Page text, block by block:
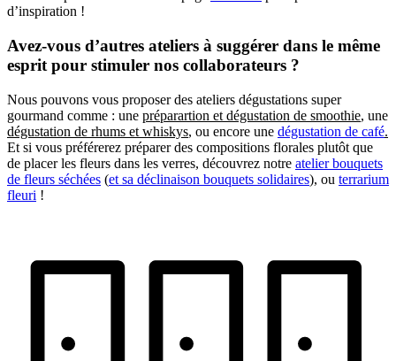
d’inspiration !
Avez-vous d’autres ateliers à suggérer dans le même
esprit pour stimuler nos collaborateurs ?
Nous pouvons vous proposer des ateliers dégustations super
gourmand comme : une préparartion et dégustation de smoothie, une
dégustation de rhums et whiskys, ou encore une dégustation de café.
Et si vous préférerez préparer des compositions florales plutôt que
de placer les fleurs dans les verres, découvrez notre atelier bouquets
de fleurs séchées (et sa déclinaison bouquets solidaires), ou terrarium
fleuri !